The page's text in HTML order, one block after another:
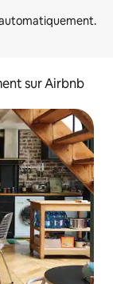
sur Airbnb